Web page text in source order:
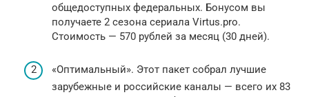
общедоступных федеральных. Бонусом вы
получаете 2 сезона сериала Virtus.pro.
Стоимость — 570 рублей за месяц (30 дней).
«Оптимальный». Этот пакет собрал лучшие
зарубежные и российские каналы — всего их 83